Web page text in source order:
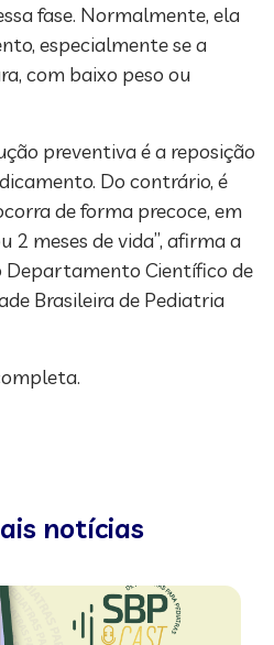
fase. Normalmente, ela
especialmente se a
com baixo peso ou
preventiva é a reposição
Do contrário, é
de forma precoce, em
2 meses de vida”, afirma a
Departamento Científico de
Brasileira de Pediatria
notícias